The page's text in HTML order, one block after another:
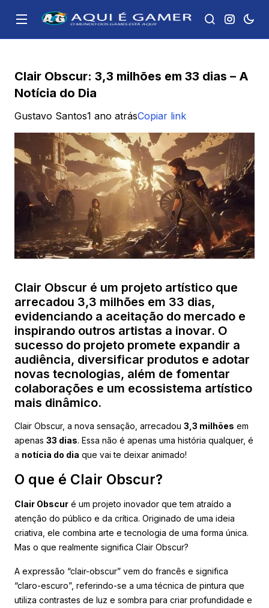
Clair Obscur: 3,3 milhões em 33 dias – A
Notícia do Dia
Gustavo Santos1 ano atrásCopiar link
Clair Obscur é um projeto artístico que
arrecadou 3,3 milhões em 33 dias,
evidenciando a aceitação do mercado e
inspirando outros artistas a inovar. O
sucesso do projeto promete expandir a
audiência, diversificar produtos e adotar
novas tecnologias, além de fomentar
colaborações e um ecossistema artístico
mais dinâmico.
Clair Obscur, a nova sensação, arrecadou 3,3 milhões em
apenas 33 dias. Essa não é apenas uma história qualquer, é
a notícia do dia que vai te deixar animado!
O que é Clair Obscur?
Clair Obscur é um projeto inovador que tem atraído a
atenção do público e da crítica. Originado de uma ideia
criativa, ele combina arte e tecnologia de uma forma única.
Mas o que realmente significa Clair Obscur?
A expressão “clair-obscur” vem do francês e significa
“claro-escuro”, referindo-se a uma técnica de pintura que
utiliza contrastes de luz e sombra para criar profundidade e